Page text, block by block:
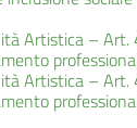
Artistica – Art.
Artistica – Art.